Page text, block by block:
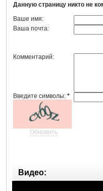
Данную страницу никто не
Ваше имя:
Ваша почта:
Комментарий:
Введите символы:*
Обновить
Видео: